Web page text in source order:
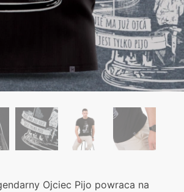
Ojciec Pijo powraca na